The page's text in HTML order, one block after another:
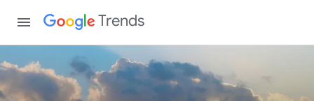
Trends